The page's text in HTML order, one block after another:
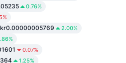
0.76%
kr0.00000005769 2.00%
0.07%
1.25%